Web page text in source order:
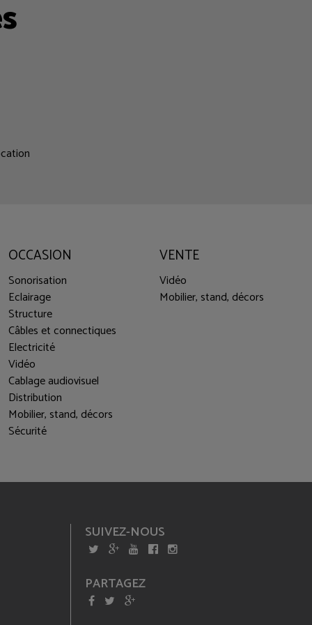
OCCASION
Sonorisation
Eclairage
Structure
Câbles et connectiques
Electricité
Vidéo
Cablage audiovisuel
Distribution
Mobilier, stand, décors
Sécurité
VENTE
Vidéo
Mobilier, stand, décors
SUIVEZ-NOUS
PARTAGEZ